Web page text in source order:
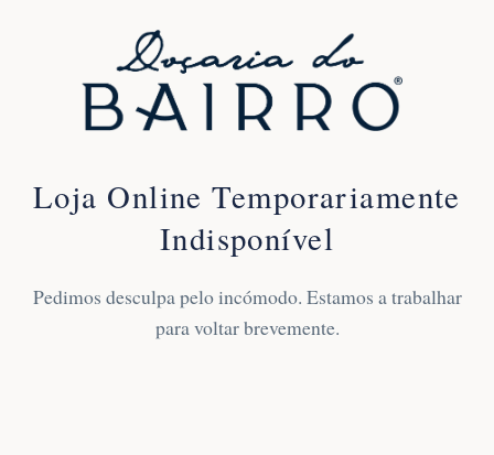
Loja Online Temporariamente
Indisponível
Pedimos desculpa pelo incómodo. Estamos a trabalhar
para voltar brevemente.